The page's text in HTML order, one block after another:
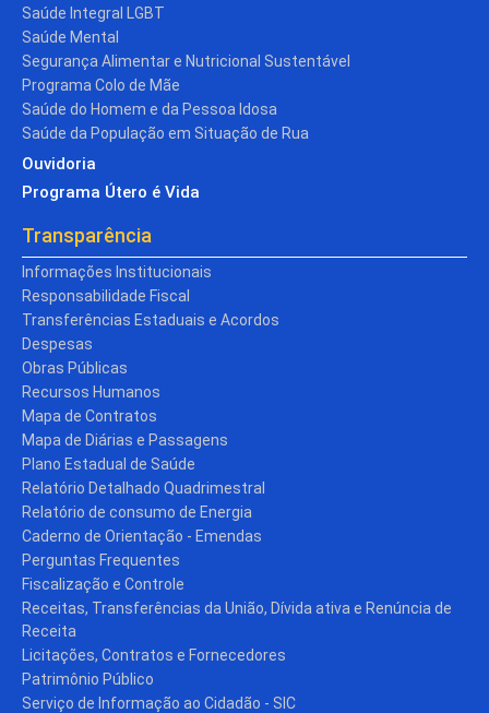
Saúde Integral LGBT
Saúde Mental
Segurança Alimentar e Nutricional Sustentável
Programa Colo de Mãe
Saúde do Homem e da Pessoa Idosa
Saúde da População em Situação de Rua
Ouvidoria
Programa Útero é Vida
Transparência
Informações Institucionais
Responsabilidade Fiscal
Transferências Estaduais e Acordos
Despesas
Obras Públicas
Recursos Humanos
Mapa de Contratos
Mapa de Diárias e Passagens
Plano Estadual de Saúde
Relatório Detalhado Quadrimestral
Relatório de consumo de Energia
Caderno de Orientação - Emendas
Perguntas Frequentes
Fiscalização e Controle
Receitas, Transferências da União, Dívida ativa e Renúncia de
Receita
Licitações, Contratos e Fornecedores
Patrimônio Público
Serviço de Informação ao Cidadão - SIC